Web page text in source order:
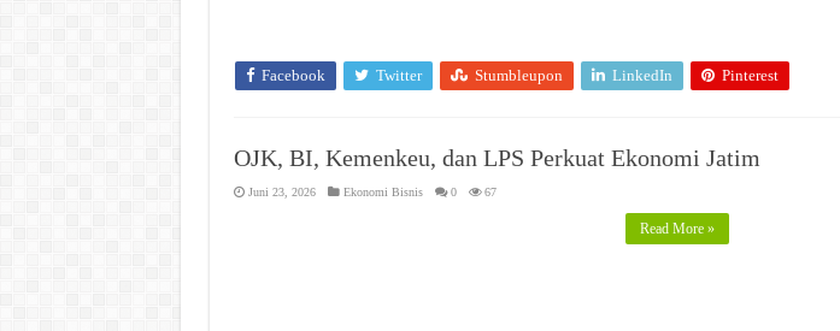
Facebook Twitter Stumbleupon LinkedIn Pinterest
OJK, BI, Kemenkeu, dan LPS Perkuat Ekonomi Jatim
Juni 23, 2026 Ekonomi Bisnis 0 67
Read More »